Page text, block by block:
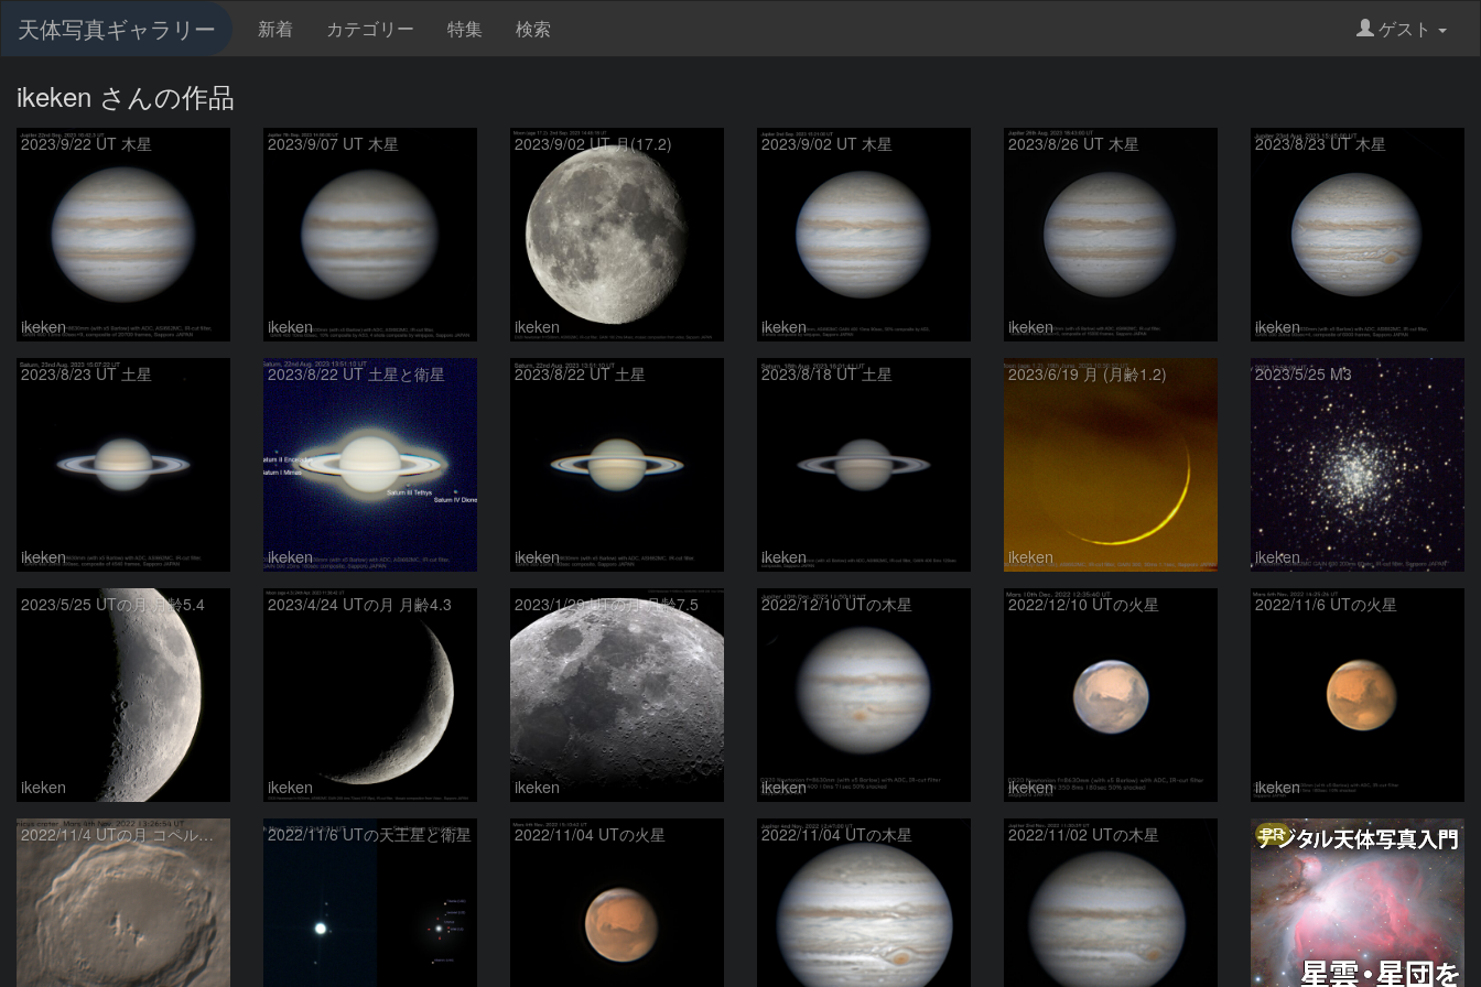
天体写真ギャラリー 新着 カテゴリー 特集 検索 ゲスト
ikeken さんの作品
2023/9/22 UT 木星
ikeken
2023/9/07 UT 木星
ikeken
2023/9/02 UT 月(17.2)
ikeken
2023/9/02 UT 木星
ikeken
2023/8/26 UT 木星
ikeken
2023/8/23 UT 木星
ikeken
2023/8/23 UT 土星
ikeken
2023/8/22 UT 土星と衛星
ikeken
2023/8/22 UT 土星
ikeken
2023/8/18 UT 土星
ikeken
2023/6/19 月 (月齢1.2)
ikeken
2023/5/25 M3
ikeken
2023/5/25 UTの月 月齢5.4
ikeken
2023/4/24 UTの月 月齢4.3
ikeken
2023/1/29 UTの月 月齢7.5
ikeken
2022/12/10 UTの木星
ikeken
2022/12/10 UTの火星
ikeken
2022/11/6 UTの火星
ikeken
2022/11/4 UTの月 コペルニクスクレーター 2022/11/6 UTの天王星と衛星 2022/11/04 UTの火星 2022/11/04 UTの木星 2022/11/02 UTの木星 PR